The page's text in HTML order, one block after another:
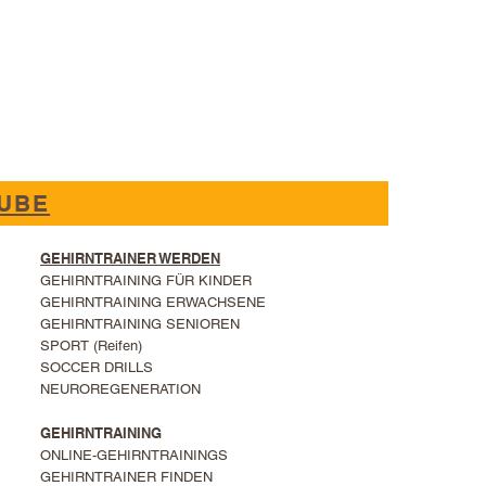
GEHIRNTRAINER WERDEN
GEHIRNTRAINING FÜR KINDER
GEHIRNTRAINING ERWACHSENE
GEHIRNTRAINING SENIOREN
SPORT (Reifen)
SOCCER DRILLS
NEUROREGENERATION
GEHIRNTRAINING
ONLINE-GEHIRNTRAININGS
GEHIRNTRAINER FINDEN